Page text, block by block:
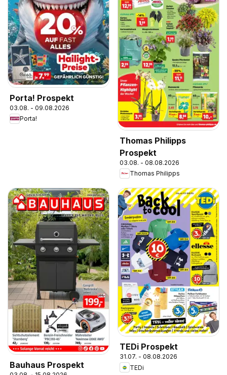
Porta! Prospekt
03.08. - 09.08.2026
Porta!
Thomas Philipps
Prospekt
03.08. - 08.08.2026
Thomas Philipps
Bauhaus Prospekt
TEDi Prospekt
31.07. - 08.08.2026
TEDi